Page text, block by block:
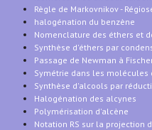
Règle de Markovnikov -
halogénation du benzène
Nomenclature des éthers et
Synthèse d'éthers par
Passage de Newman à
Symétrie dans les molécules
Synthèse d'alcools par
Halogénation des alcynes
Polymérisation d'alcène
Notation RS sur la projection